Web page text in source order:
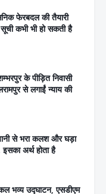
फेरबदल की तैयारी
कभी भी हो सकती है
के पीड़ित निवासी
से लगाईं न्याय की
से भरा कलश और घड़ा
अर्थ होता है
भव्य उद्घाटन, एसडीएम